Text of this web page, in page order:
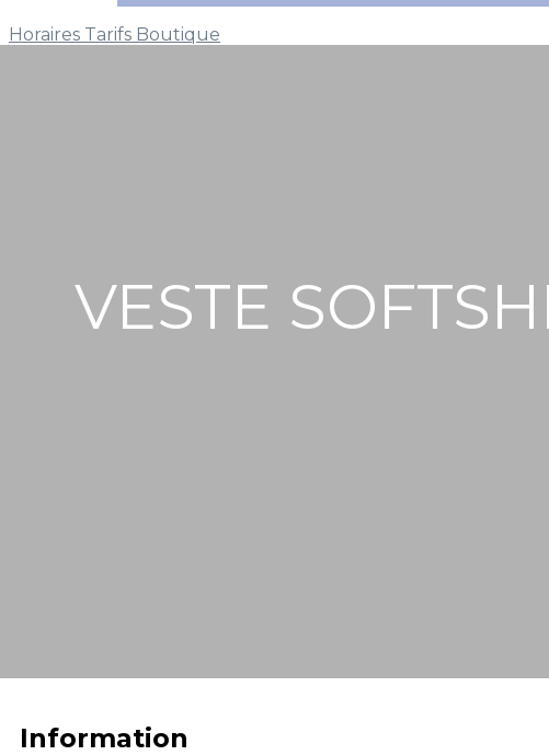
Horaires Tarifs Boutique
VESTE
Information